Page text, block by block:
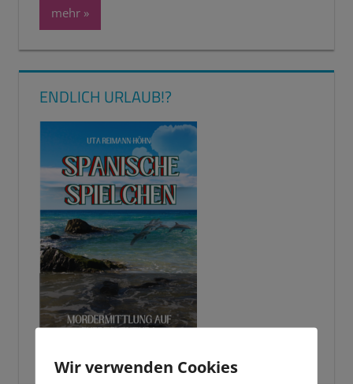
mehr
ENDLICH URLAUB!?
Wir verwenden Cookies